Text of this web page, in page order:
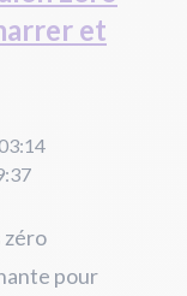
et
zéro
pour